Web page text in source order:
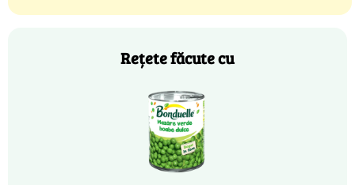
Rețete făcute cu